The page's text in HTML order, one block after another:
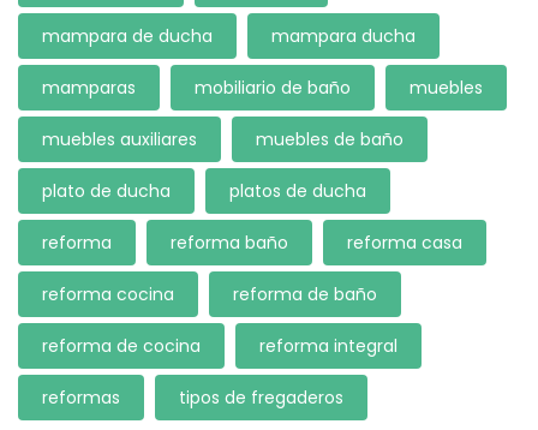
mampara de ducha mampara ducha
mamparas mobiliario de baño muebles
muebles auxiliares muebles de baño
plato de ducha platos de ducha
reforma reforma baño reforma casa
reforma cocina reforma de baño
reforma de cocina reforma integral
reformas tipos de fregaderos